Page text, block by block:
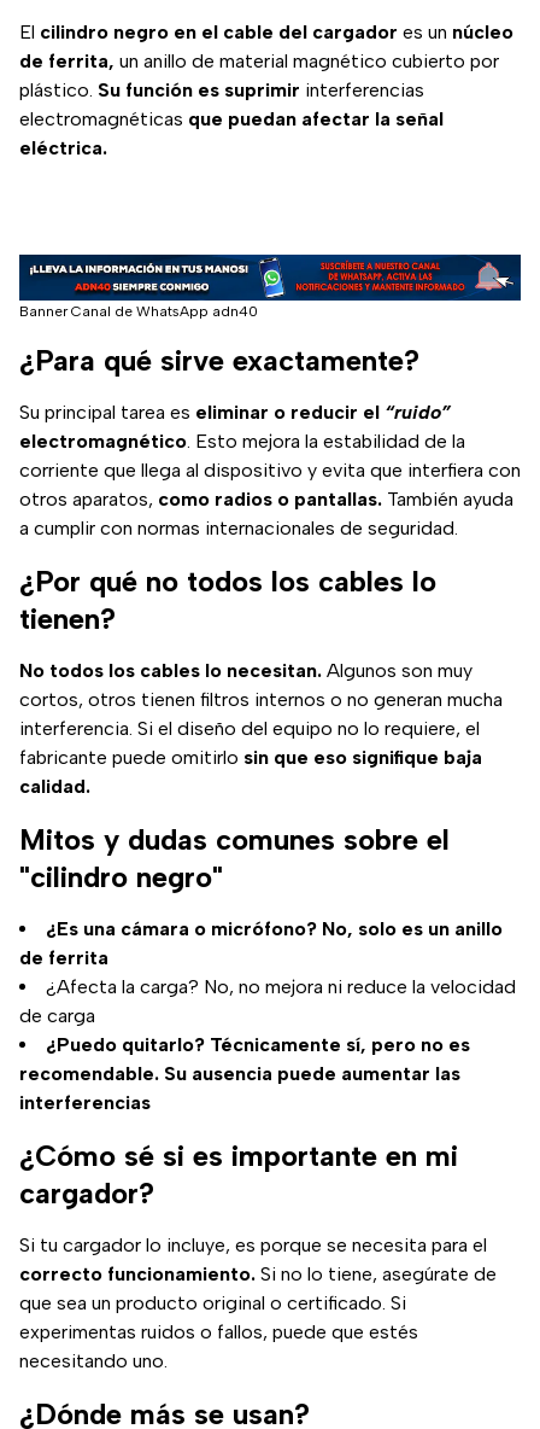
El cilindro negro en el cable del cargador es un núcleo
de ferrita, un anillo de material magnético cubierto por
plástico. Su función es suprimir interferencias
electromagnéticas que puedan afectar la señal
eléctrica.
Banner Canal de WhatsApp adn40
¿Para qué sirve exactamente?
Su principal tarea es eliminar o reducir el “ruido”
electromagnético. Esto mejora la estabilidad de la
corriente que llega al dispositivo y evita que interfiera con
otros aparatos, como radios o pantallas. También ayuda
a cumplir con normas internacionales de seguridad.
¿Por qué no todos los cables lo
tienen?
No todos los cables lo necesitan. Algunos son muy
cortos, otros tienen filtros internos o no generan mucha
interferencia. Si el diseño del equipo no lo requiere, el
fabricante puede omitirlo sin que eso signifique baja
calidad.
Mitos y dudas comunes sobre el
"cilindro negro"
¿Es una cámara o micrófono? No, solo es un anillo
de ferrita
¿Afecta la carga? No, no mejora ni reduce la velocidad
de carga
¿Puedo quitarlo? Técnicamente sí, pero no es
recomendable. Su ausencia puede aumentar las
interferencias
¿Cómo sé si es importante en mi
cargador?
Si tu cargador lo incluye, es porque se necesita para el
correcto funcionamiento. Si no lo tiene, asegúrate de
que sea un producto original o certificado. Si
experimentas ruidos o fallos, puede que estés
necesitando uno.
¿Dónde más se usan?